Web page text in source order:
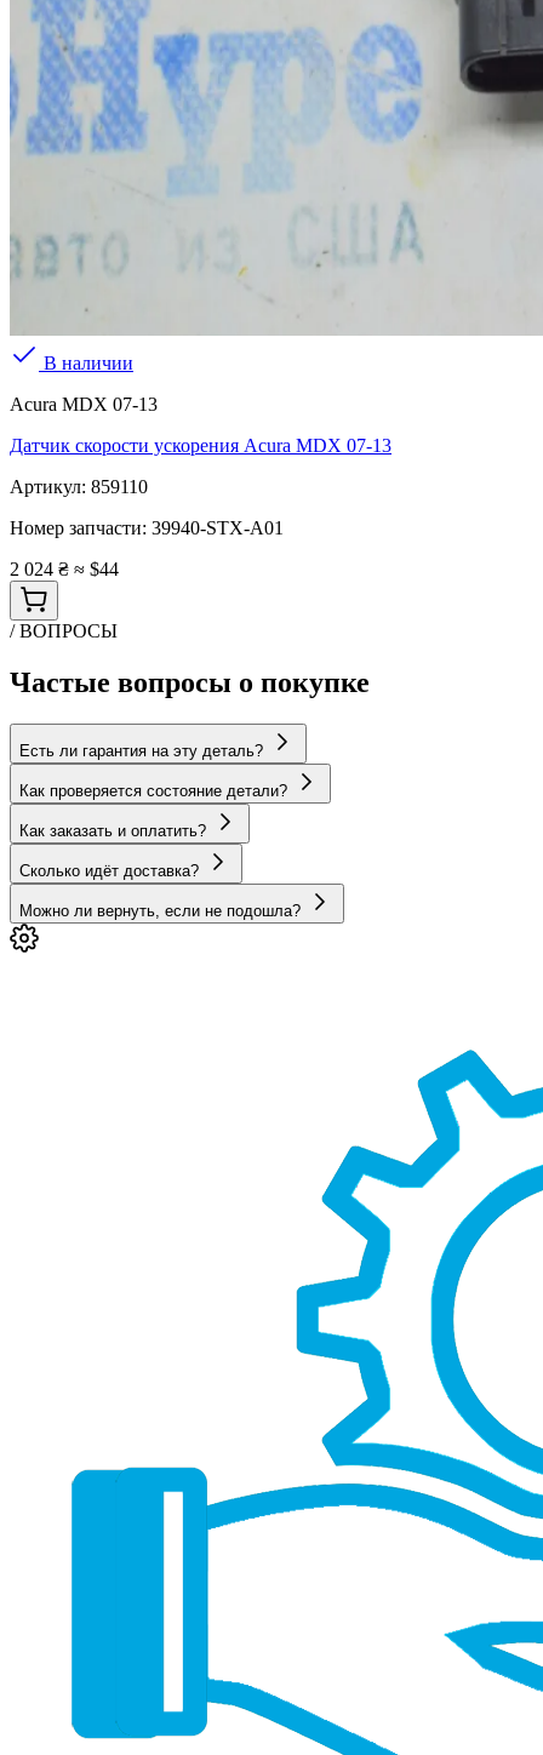
В наличии
Acura MDX 07-13
Датчик скорости ускорения Acura MDX 07-13
Артикул: 859110
Номер запчасти: 39940-STX-A01
2 024 ₴ ≈ $44
/ ВОПРОСЫ
Частые вопросы о покупке
Есть ли гарантия на эту деталь?
Как проверяется состояние детали?
Как заказать и оплатить?
Сколько идёт доставка?
Можно ли вернуть, если не подошла?